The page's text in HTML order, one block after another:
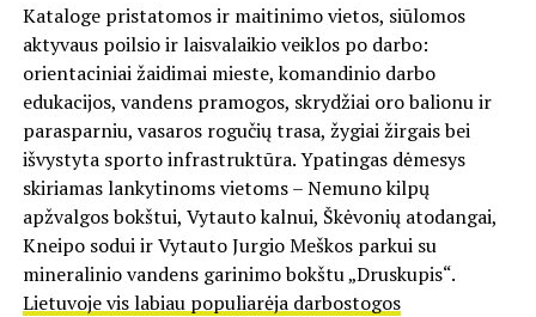
Kataloge pristatomos ir maitinimo vietos, siūlomos
aktyvaus poilsio ir laisvalaikio veiklos po darbo:
orientaciniai žaidimai mieste, komandinio darbo
edukacijos, vandens pramogos, skrydžiai oro balionu ir
parasparniu, vasaros rogučių trasa, žygiai žirgais bei
išvystyta sporto infrastruktūra. Ypatingas dėmesys
skiriamas lankytinoms vietoms – Nemuno kilpų
apžvalgos bokštui, Vytauto kalnui, Škėvonių atodangai,
Kneipo sodui ir Vytauto Jurgio Meškos parkui su
mineralinio vandens garinimo bokštu „Druskupis“.
Lietuvoje vis labiau populiarėja darbostogos